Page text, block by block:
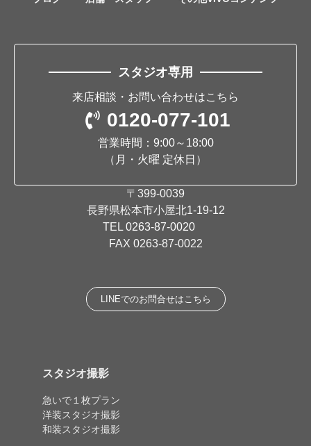
スタジオ専用
来店相談・お問い合わせはこちら
0120-077-101
営業時間：9:00～18:00
（月・火曜 定休日）
〒399-0039
長野県松本市小屋北1-19-12
TEL 0263-87-0020
FAX 0263-87-0022
LINEでのお問合せはこちら
スタジオ撮影
急いで１枚プラン
洋装スタジオ撮影
和装スタジオ撮影